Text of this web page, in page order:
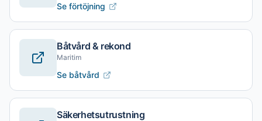
Se förtöjning
Båtvård & rekond
Maritim
Se båtvård
Säkerhetsutrustning